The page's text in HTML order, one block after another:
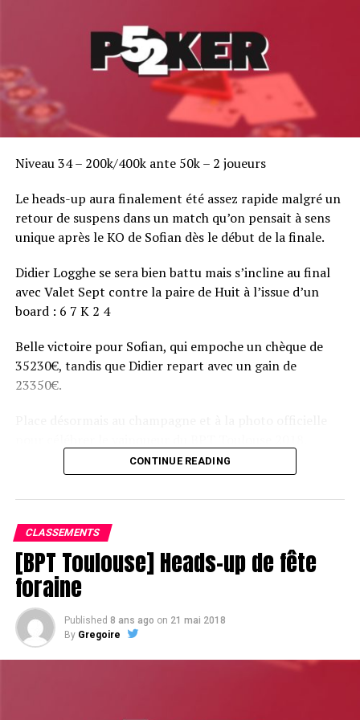
Niveau 34 – 200k/400k ante 50k – 2 joueurs
Le heads-up aura finalement été assez rapide malgré un
retour de suspens dans un match qu’on pensait à sens
unique après le KO de Sofian dès le début de la finale.
Didier Logghe se sera bien battu mais s’incline au final
avec Valet Sept contre la paire de Huit à l’issue d’un
board : 6 7 K 2 4
Belle victoire pour Sofian, qui empoche un chèque de
35230€, tandis que Didier repart avec un gain de
23350€.
CONTINUE READING
CLASSEMENTS
[BPT Toulouse] Heads-up de fête
foraine
Published 8 ans ago on 21 mai 2018
By Gregoire